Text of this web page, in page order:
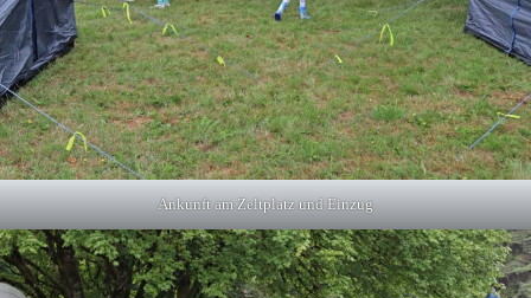
Ankunft am Zeltplatz und Einzug